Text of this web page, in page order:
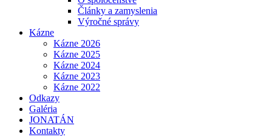
Články a zamyslenia
Výročné správy
Kázne
Kázne 2026
Kázne 2025
Kázne 2024
Kázne 2023
Kázne 2022
Odkazy
Galéria
JONATÁN
Kontakty